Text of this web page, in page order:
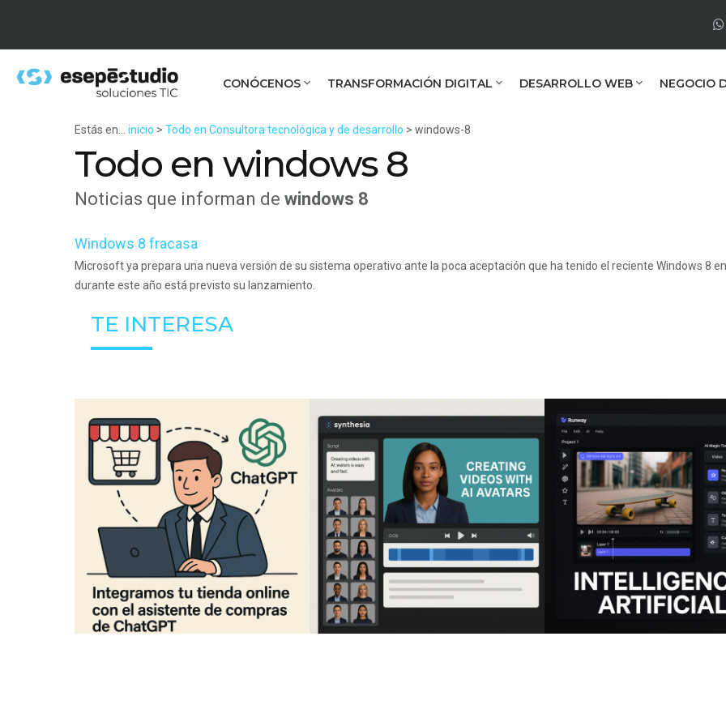
CONÓCENOS TRANSFORMACIÓN DIGITAL DESARROLLO WEB NEGOCIO
Estás en... inicio > Todo en Consultora tecnológica y de desarrollo > windows-8
Todo en windows 8
Noticias que informan de windows 8
Windows 8 fracasa
Microsoft ya prepara una nueva versión de su sistema operativo ante la poca aceptación que ha tenido el reciente Windows 8
durante este año está previsto su lanzamiento.
TE INTERESA